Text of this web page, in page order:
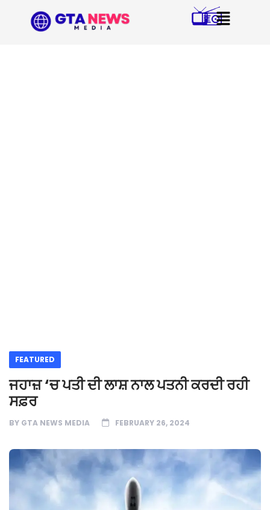
FEATURED
ਜਹਾਜ਼ ‘ਚ ਪਤੀ ਦੀ ਲਾਸ਼ ਨਾਲ ਪਤਨੀ ਕਰਦੀ ਰਹੀ
ਸਫ਼ਰ
BY GTA NEWS MEDIA FEBRUARY 26, 2024